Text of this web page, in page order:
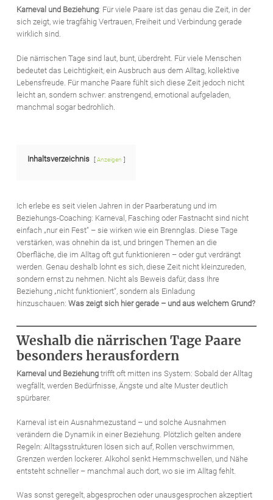
Karneval und Beziehung: Für viele Paare ist das genau die Zeit, in der
sich zeigt, wie tragfähig Vertrauen, Freiheit und Verbindung gerade
wirklich sind.
Die närrischen Tage sind laut, bunt, überdreht. Für viele Menschen
bedeutet das Leichtigkeit, ein Ausbruch aus dem Alltag, kollektive
Lebensfreude. Für manche Paare fühlt sich diese Zeit jedoch nicht
leicht an, sondern schwer: anstrengend, emotional aufgeladen,
manchmal sogar bedrohlich.
Inhaltsverzeichnis Anzeigen
Ich erlebe es seit vielen Jahren in der Paarberatung und im
Beziehungs-Coaching: Karneval, Fasching oder Fastnacht sind nicht
einfach „nur ein Fest“ – sie wirken wie ein Brennglas. Diese Tage
verstärken, was ohnehin da ist, und bringen Themen an die
Oberfläche, die im Alltag oft gut funktionieren – oder gut verdrängt
werden. Genau deshalb lohnt es sich, diese Zeit nicht kleinzureden,
sondern ernst zu nehmen. Nicht als Beweis dafür, dass Ihre
Beziehung „nicht funktioniert“, sondern als Einladung
hinzuschauen: Was zeigt sich hier gerade – und aus welchem Grund?
Weshalb die närrischen Tage Paare
besonders herausfordern
Karneval und Beziehungtrifft oft mitten ins System: Sobald der Alltag
wegfällt, werden Bedürfnisse, Ängste und alte Muster deutlich
spürbarer.
Karneval ist ein Ausnahmezustand – und solche Ausnahmen
verändern die Dynamik in einer Beziehung. Plötzlich gelten andere
Regeln: Alltagsstrukturen lösen sich auf, Rollen verschwimmen,
Grenzen werden lockerer. Alkohol senkt Hemmschwellen, und Nähe
entsteht schneller – manchmal auch dort, wo sie im Alltag fehlt.
Was sonst geregelt, abgesprochen oder unausgesprochen akzeptiert